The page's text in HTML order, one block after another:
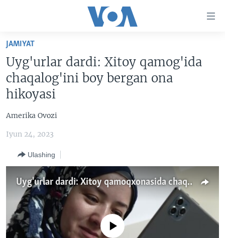
Boshiga
Qidiruvga
o'ting
AMERIKA
MARKAZIY OSIYO
AMERIKA MANZARALARI
XALQARO HAYOT
VASHINGTON CHOYXONASI
MOBIL-SALOM!
VIDEO
IJTIMOIY TARMOQLAR
FACEBOOK
YOUTUBE
INSTAGRAM
ODNOKLASSNIKI
INGLIZ TILI DARSLARI
EDITORIAL
Learning English
JAMIYAT
Uyg'urlar dardi: Xitoy qamog'ida
chaqalog'ini boy bergan ona
hikoyasi
Amerika Ovozi
Iyun 24, 2023
Ulashing
Uyg'urlar dardi: Xitoy qamoqxonasida chaqalog'ini boy bergan ona
No media source currently available